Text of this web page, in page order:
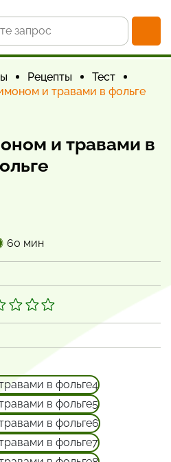
Рецепты
Тест
и травами в фольге
и травами в
60 мин